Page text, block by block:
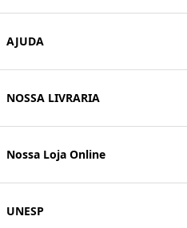
AJUDA
NOSSA LIVRARIA
Nossa Loja Online
UNESP